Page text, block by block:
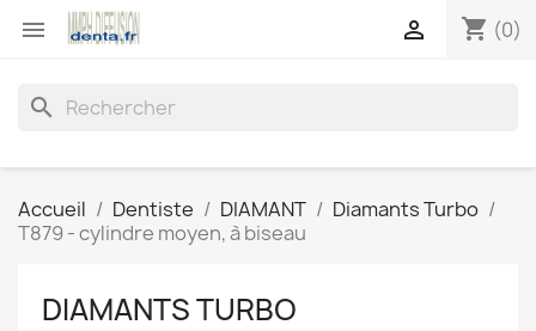
 shopping_cart (0)

search
Accueil Dentiste DIAMANT
Diamants Turbo
T879 - cylindre moyen, à biseau
DIAMANTS TURBO